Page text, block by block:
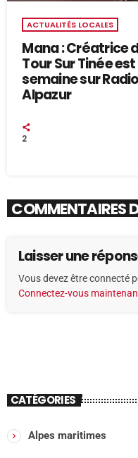
ACTUALITÉS LOCALES
Mana : Créatrice
Tour Sur Tinée
semaine sur
Alpazur
2
COMMENTAIRES
Laisser une
Vous devez être connecté
Connectez-vous
CATÉGORIES
Alpes maritimes